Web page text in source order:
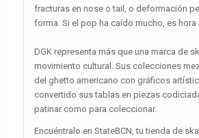
fracturas en nose o tail, o deformación
forma. Si el pop ha caído mucho, es hora
DGK representa más que una marca de
movimiento cultural. Sus colecciones
del ghetto americano con gráficos
convertido sus tablas en piezas
patinar como para coleccionar.
Encuéntralo en StateBCN, tu tienda de